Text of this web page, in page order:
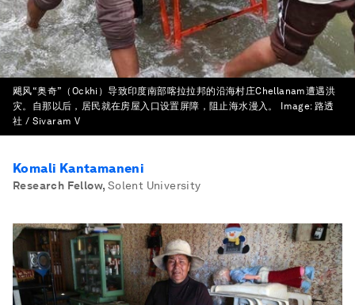
飓风“奥奇”（Ockhi）导致印度南部喀拉拉邦的沿海村庄Chellanam遭遇洪
灾。自那以后，居民就在房屋入口设置屏障，阻止海水漫入。
Image:路透
社 / Sivaram V
Komali Kantamaneni
Research Fellow, Solent University